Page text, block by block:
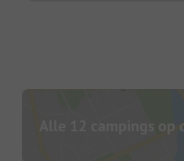
Alle 12 campings op